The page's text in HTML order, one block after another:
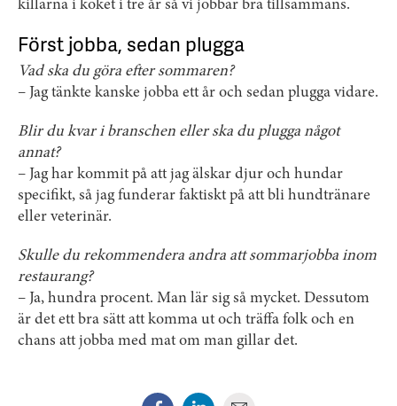
killarna i köket i tre år så vi jobbar bra tillsammans.
Först jobba, sedan plugga
Vad ska du göra efter sommaren?
– Jag tänkte kanske jobba ett år och sedan plugga vidare.
Blir du kvar i branschen eller ska du plugga något
annat?
– Jag har kommit på att jag älskar djur och hundar
specifikt, så jag funderar faktiskt på att bli hundtränare
eller veterinär.
Skulle du rekommendera andra att sommarjobba inom
restaurang?
– Ja, hundra procent. Man lär sig så mycket. Dessutom
är det ett bra sätt att komma ut och träffa folk och en
chans att jobba med mat om man gillar det.